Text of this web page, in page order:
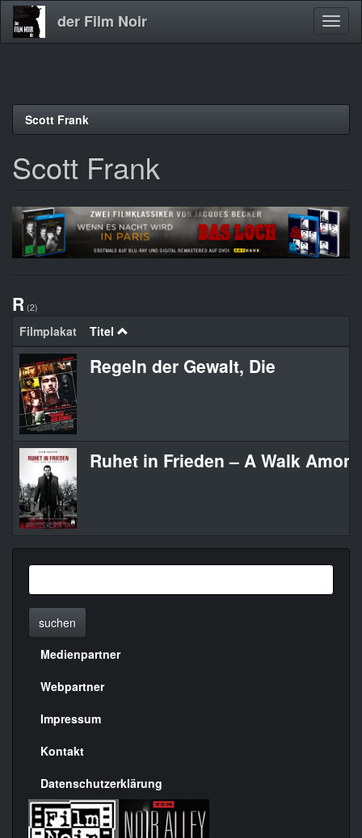
Direkt
der Film Noir
Scott Frank
Scott Frank
R (2)
Filmplakat Titel
Regeln der Gewalt, Die
Ruhet in Frieden – A Walk
suchen
Menülinks
rechte
Seite
Medienpartner
Webpartner
Impressum
Kontakt
Datenschutzerklärung